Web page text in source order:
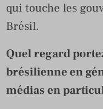
qui touche les
Brésil.
Quel regard
brésilienne en
médias en